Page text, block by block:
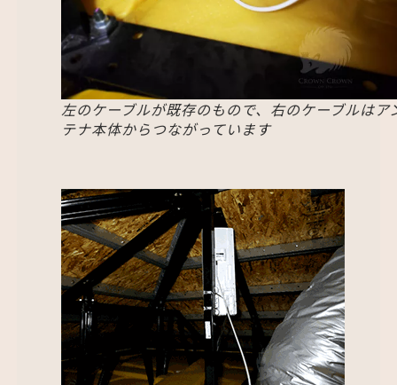
左のケーブルが既存のもので、右のケーブルはア
テナ本体からつながっています